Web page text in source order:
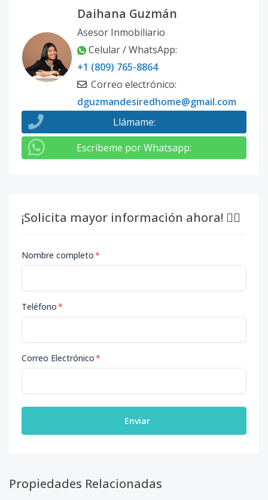
Daihana Guzmán
Asesor Inmobiliario
Celular / WhatsApp:
+1 (809) 765-8864
Correo electrónico:
dguzmandesiredhome@gmail.com
Llámame:
Escribeme por Whatsapp:
¡Solicita mayor información ahora! 👇🏽
Nombre completo*
Teléfono*
Correo Electrónico*
Enviar
Propiedades Relacionadas